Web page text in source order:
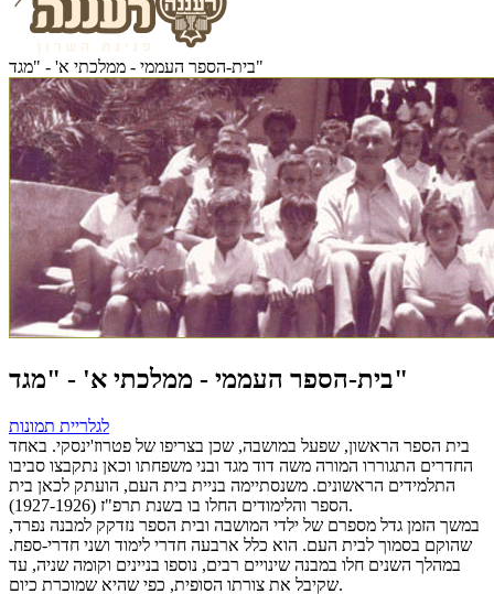
בית-הספר העממי - ממלכתי א' - "מגד"
בית-הספר העממי - ממלכתי א' - "מגד"
לגלריית תמונות
בית הספר הראשון, שפעל במושבה, שכן בצריפו של פטרוז'ינסקי. באחד
החדרים התגוררו המורה משה דוד מגד ובני משפחתו וכאן נתקבצו סביבו
התלמידים הראשונים. משנסתיימה בניית בית העם, הועתק לכאן בית
הספר והלימודים החלו בו בשנת תרפ"ז (1927-1926).
במשך הזמן גדל מספרם של ילדי המושבה ובית הספר נזדקק למבנה נפרד,
שהוקם בסמוך לבית העם. הוא כלל ארבעה חדרי לימוד ושני חדרי-ספח.
במהלך השנים חלו במבנה שינויים רבים, נוספו בניינים וקומה שניה, עד
שקיבל את צורתו הסופית, כפי שהיא שמוכרת כיום.